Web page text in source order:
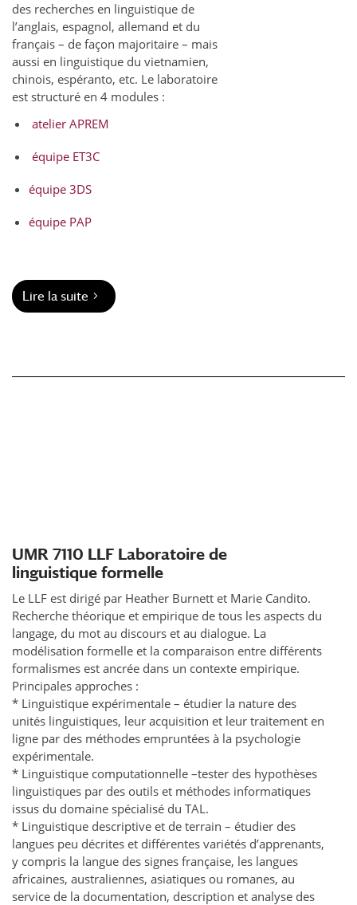
des recherches en linguistique de
l’anglais, espagnol, allemand et du
français – de façon majoritaire – mais
aussi en linguistique du vietnamien,
chinois, espéranto, etc. Le laboratoire
est structuré en 4 modules :
atelier APREM
équipe ET3C
équipe 3DS
équipe PAP
Lire la suite
UMR 7110 LLF Laboratoire de
linguistique formelle
Le LLF est dirigé par Heather Burnett et Marie Candito.
Recherche théorique et empirique de tous les aspects du
langage, du mot au discours et au dialogue. La
modélisation formelle et la comparaison entre différents
formalismes est ancrée dans un contexte empirique.
Principales approches :
* Linguistique expérimentale – étudier la nature des
unités linguistiques, leur acquisition et leur traitement en
ligne par des méthodes empruntées à la psychologie
expérimentale.
* Linguistique computationnelle –tester des hypothèses
linguistiques par des outils et méthodes informatiques
issus du domaine spécialisé du TAL.
* Linguistique descriptive et de terrain – étudier des
langues peu décrites et différentes variétés d’apprenants,
y compris la langue des signes française, les langues
africaines, australiennes, asiatiques ou romanes, au
service de la documentation, description et analyse des